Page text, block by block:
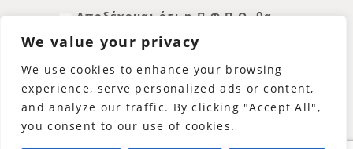
We value your privacy
We use cookies to enhance your browsing
experience, serve personalized ads or content,
and analyze our traffic. By clicking "Accept All",
you consent to our use of cookies.
Αποδέχομαι ότι η Π.Φ.Π.Ο. θα
email μου για να μου στείλει νέα